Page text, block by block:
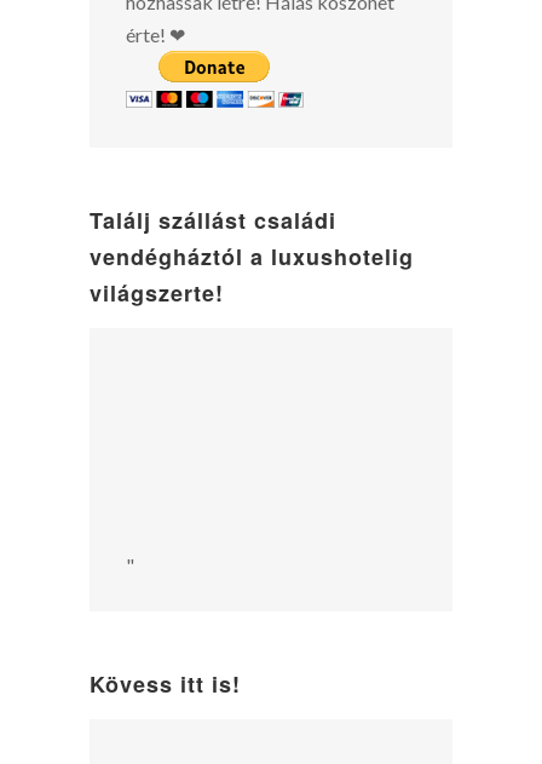
érte! ❤
Találj szállást családi
vendégháztól a luxushotelig
világszerte!
"
Kövess itt is!